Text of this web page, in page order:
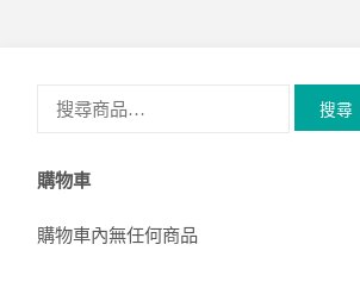
鍵
字:
搜尋
購物車
購物車內無任何商品